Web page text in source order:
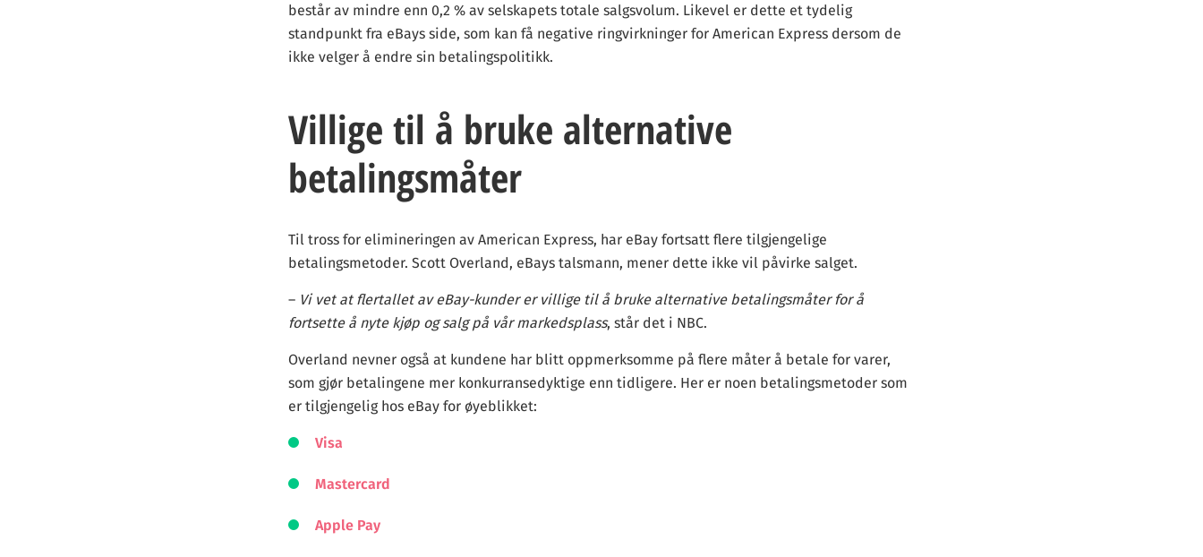
består av mindre enn 0,2 % av selskapets totale salgsvolum. Likevel er dette et tydelig
standpunkt fra eBays side, som kan få negative ringvirkninger for American Express dersom de
ikke velger å endre sin betalingspolitikk.
Villige til å bruke alternative
betalingsmåter
Til tross for elimineringen av American Express, har eBay fortsatt flere tilgjengelige
betalingsmetoder. Scott Overland, eBays talsmann, mener dette ikke vil påvirke salget.
– Vi vet at flertallet av eBay-kunder er villige til å bruke alternative betalingsmåter for å
fortsette å nyte kjøp og salg på vår markedsplass, står det i NBC.
Overland nevner også at kundene har blitt oppmerksomme på flere måter å betale for varer,
som gjør betalingene mer konkurransedyktige enn tidligere. Her er noen betalingsmetoder som
er tilgjengelig hos eBay for øyeblikket:
Visa
Mastercard
Apple Pay